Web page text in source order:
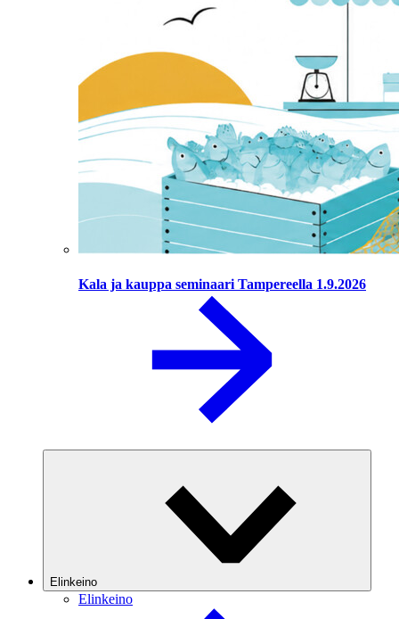
Kala ja kauppa seminaari Tampereella 1.9.2026
Elinkeino
Elinkeino